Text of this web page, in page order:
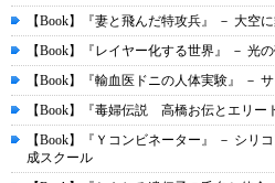
【Book】『妻と飛んだ特攻兵』 － 大空
【Book】『レイヤー化する世界』 － 光
【Book】『輸血医ドニの人体実験』 －
【Book】『毒婦伝説 高橋お伝とエリー
【Book】『Ｙコンビネーター』 － シリ
成スクール